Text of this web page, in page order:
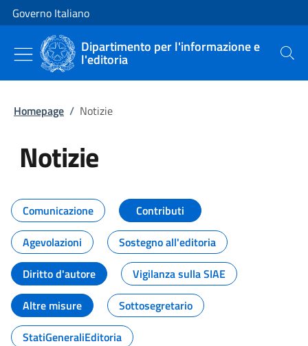
Vai al contenuto
Vai alla navigazione del sito
Governo Italiano
Dipartimento per l'informazione e
l'editoria Cerca
Homepage / Notizie
Notizie
Tutti i contenuti della pagina
Comunicazione
Contributi
Agevolazioni
Sostegno all'editoria
Diritto d'autore
Vigilanza sulla SIAE
Altre misure
Sottosegretario
StatiGeneraliEditoria